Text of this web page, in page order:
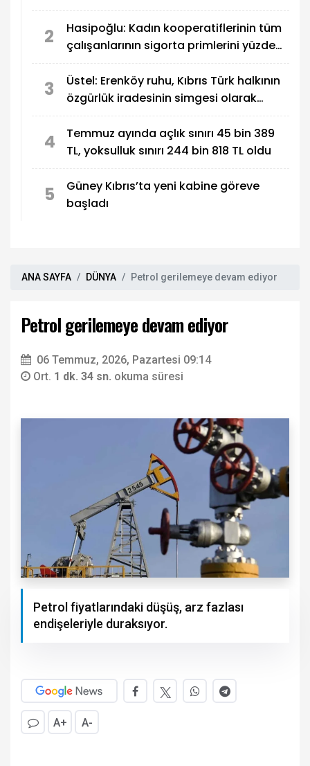
2
Hasipoğlu: Kadın kooperatiflerinin tüm
çalışanlarının sigorta primlerini yüzde
3
Üstel: Erenköy ruhu, Kıbrıs Türk halkının
özgürlük iradesinin simgesi olarak
4
Temmuz ayında açlık sınırı 45 bin 389
TL, yoksulluk sınırı 244 bin 818 TL oldu
5
Güney Kıbrıs’ta yeni kabine göreve
başladı
ANA SAYFA DÜNYA Petrol gerilemeye devam ediyor
Petrol gerilemeye devam ediyor
06 Temmuz, 2026, Pazartesi 09:14
Ort. 1 dk. 34 sn. okuma süresi
Petrol fiyatlarındaki düşüş, arz fazlası
endişeleriyle duraksıyor.
A+ A-